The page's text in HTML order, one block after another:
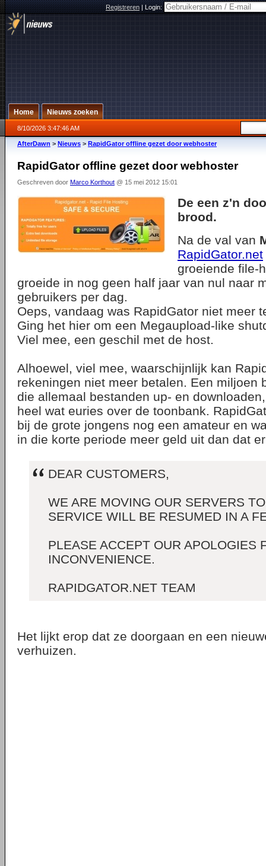
Registreren|Login:
Home Nieuws zoeken
8/10/2026 3:47:46 AM
AfterDawn > Nieuws > RapidGator offline gezet door webhoster
RapidGator offline gezet door webhoster
Geschreven door Marco Korthout @ 15 mei 2012 15:01
De een z'n
brood.
Na de val van
RapidGator.net
groeiende file-
groeide in nog geen half jaar van nul naar
gebruikers per dag.
Oeps, vandaag was RapidGator niet meer
Ging het hier om een Megaupload-like
Viel mee, een geschil met de host.
Alhoewel, viel mee, waarschijnlijk kan
rekeningen niet meer betalen. Een miljoen
die allemaal bestanden up- en
heel wat euries over de toonbank.
bij de grote jongens nog een amateur en
in die korte periode meer geld uit dan dat
DEAR CUSTOMERS,
WE ARE MOVING OUR SERVERS
SERVICE WILL BE RESUMED IN A
PLEASE ACCEPT OUR APOLOGIES
INCONVENIENCE.
RAPIDGATOR.NET TEAM
Het lijkt erop dat ze doorgaan en een
verhuizen.